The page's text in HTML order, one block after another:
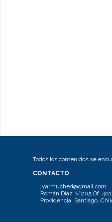
Todos los contenidos se
CONTACTO
jyarmuched@gmail.com
Román Díaz N°205 Of. 401.
Providencia, Santiago,